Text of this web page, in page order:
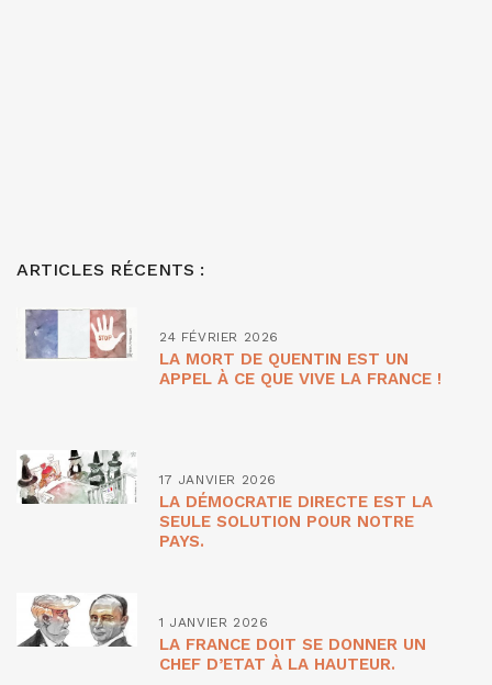
ARTICLES RÉCENTS :
24 FÉVRIER 2026
LA MORT DE QUENTIN EST UN
APPEL À CE QUE VIVE LA FRANCE !
17 JANVIER 2026
LA DÉMOCRATIE DIRECTE EST LA
SEULE SOLUTION POUR NOTRE
PAYS.
1 JANVIER 2026
LA FRANCE DOIT SE DONNER UN
CHEF D’ETAT À LA HAUTEUR.